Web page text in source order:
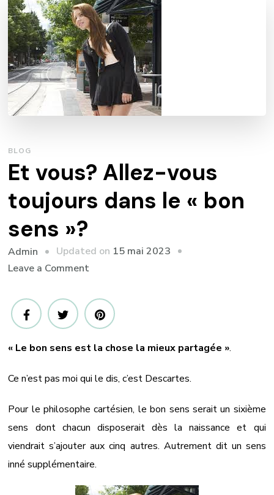
BLOG
Et vous? Allez-vous
toujours dans le « bon
sens »?
Admin Updated on 15 mai 2023
Leave a Commenton
vous?
Allez-
toujours
le
sens »?
« Le bon sens est la chose la mieux partagée ».
Ce n’est pas moi qui le dis, c’est Descartes.
Pour le philosophe cartésien, le bon sens serait un sixième
sens dont chacun disposerait dès la naissance et qui
viendrait s’ajouter aux cinq autres. Autrement dit un sens
inné supplémentaire.